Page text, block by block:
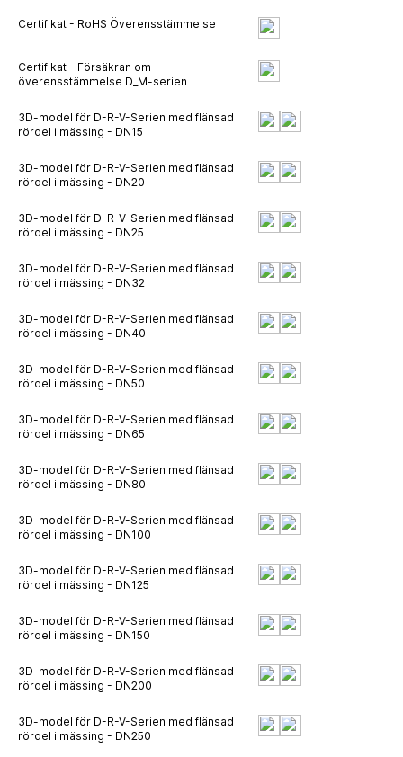
Certifikat - RoHS Överensstämmelse
Certifikat - Försäkran om
överensstämmelse D_M-serien
3D-model för D-R-V-Serien med flänsad
rördel i mässing - DN15
3D-model för D-R-V-Serien med flänsad
rördel i mässing - DN20
3D-model för D-R-V-Serien med flänsad
rördel i mässing - DN25
3D-model för D-R-V-Serien med flänsad
rördel i mässing - DN32
3D-model för D-R-V-Serien med flänsad
rördel i mässing - DN40
3D-model för D-R-V-Serien med flänsad
rördel i mässing - DN50
3D-model för D-R-V-Serien med flänsad
rördel i mässing - DN65
3D-model för D-R-V-Serien med flänsad
rördel i mässing - DN80
3D-model för D-R-V-Serien med flänsad
rördel i mässing - DN100
3D-model för D-R-V-Serien med flänsad
rördel i mässing - DN125
3D-model för D-R-V-Serien med flänsad
rördel i mässing - DN150
3D-model för D-R-V-Serien med flänsad
rördel i mässing - DN200
3D-model för D-R-V-Serien med flänsad
rördel i mässing - DN250